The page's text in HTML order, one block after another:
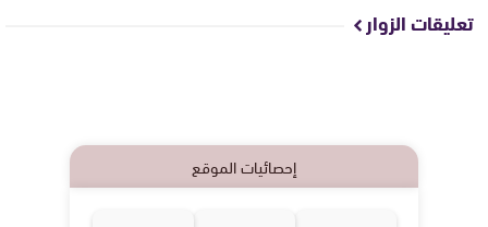
تعليقات الزوار
إحصائيات الموقع